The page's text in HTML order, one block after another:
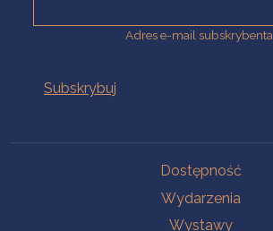
Adres e-mail subskrybenta.
Dostępność
Wydarzenia
Wystawy